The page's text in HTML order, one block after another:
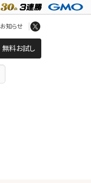
無料お試し
お知らせ